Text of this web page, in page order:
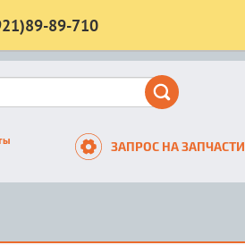
89-710
ЗАПРОС НА ЗАПЧАСТИ